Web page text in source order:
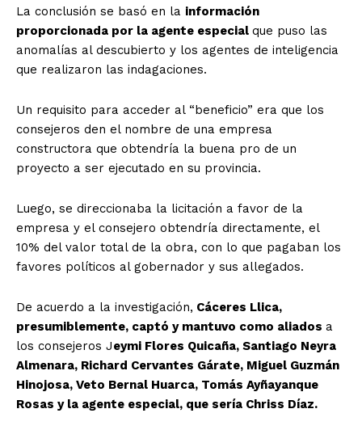
La conclusión se basó en la información
proporcionada por la agente especial que puso las
anomalías al descubierto y los agentes de inteligencia
que realizaron las indagaciones.
Un requisito para acceder al “beneficio” era que los
consejeros den el nombre de una empresa
constructora que obtendría la buena pro de un
proyecto a ser ejecutado en su provincia.
Luego, se direccionaba la licitación a favor de la
empresa y el consejero obtendría directamente, el
10% del valor total de la obra, con lo que pagaban los
favores políticos al gobernador y sus allegados.
De acuerdo a la investigación, Cáceres Llica,
presumiblemente, captó y mantuvo como aliados a
los consejeros Jeymi Flores Quicaña, Santiago Neyra
Almenara, Richard Cervantes Gárate, Miguel Guzmán
Hinojosa, Veto Bernal Huarca, Tomás Ayñayanque
Rosas y la agente especial, que sería Chriss Díaz.